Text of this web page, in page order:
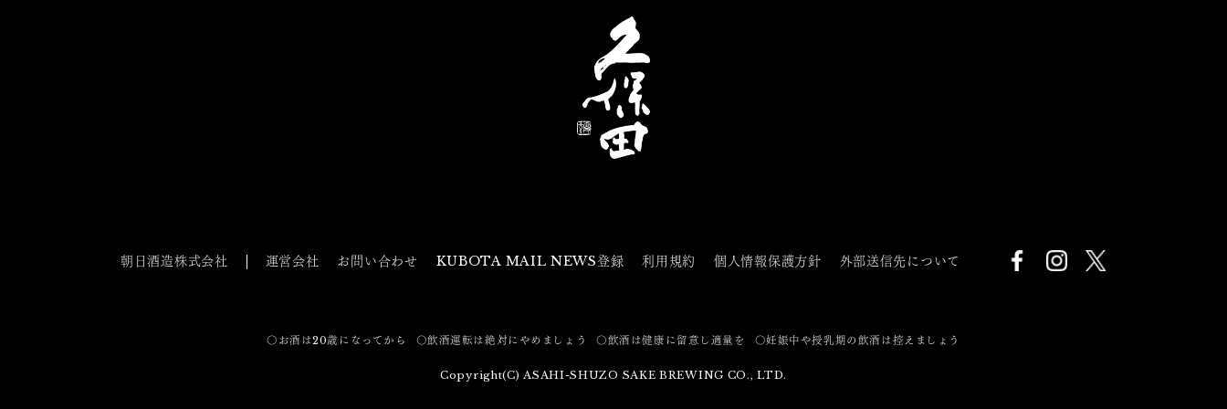
朝日酒造株式会社 運営会社 お問い合わせ KUBOTA MAIL NEWS登録 利用規約 個人情報保護方針 外部送信先について
〇お酒は20歳になってから 〇飲酒運転は絶対にやめましょう 〇飲酒は健康に留意し適量を 〇妊娠中や授乳期の飲酒は控えましょう
Copyright(C) ASAHI-SHUZO SAKE BREWING CO., LTD.